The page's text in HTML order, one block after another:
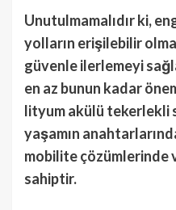
Unutulmamalıdır ki,
yolların erişilebilir
güvenle ilerlemeyi
en az bunun kadar
lityum akülü tekerlekli
yaşamın
mobilite çözümlerinde
sahiptir.